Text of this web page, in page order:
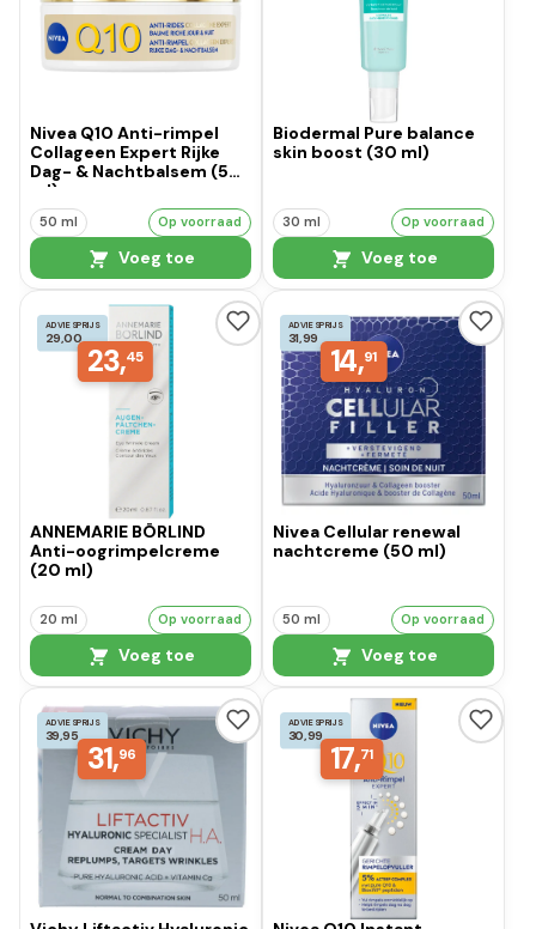
Nivea Q10 Anti-rimpel
Collageen Expert Rijke
Dag- & Nachtbalsem (50
ml)
50 ml Op voorraad
Voeg toe
Biodermal Pure balance
skin boost (30 ml)
30 ml Op voorraad
Voeg toe
ADVIESPRIJS
29,00
23,45
ANNEMARIE BÖRLIND
Anti-oogrimpelcreme
(20 ml)
20 ml Op voorraad
Voeg toe
ADVIESPRIJS
31,99
14,91
Nivea Cellular renewal
nachtcreme (50 ml)
50 ml Op voorraad
Voeg toe
ADVIESPRIJS
39,95
31,96
ADVIESPRIJS
30,99
17,71